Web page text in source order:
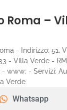
Roma –
- Indirizzo: 51,
- Villa Verde -
- www: - Servizi:
Verde
Whatsapp